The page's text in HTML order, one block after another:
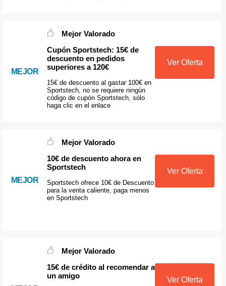
MEJOR
Mejor Valorado
Cupón Sportstech: 15€ de
descuento en pedidos
superiores a 120€
15€ de descuento al gastar 100€ en
Sportstech, no se requiere ningún
código de cupón Sportstech, sólo
haga clic en el enlace
Ver Oferta
MEJOR
Mejor Valorado
10€ de descuento ahora en
Sportstech
Sportstech ofrece 10€ de Descuento
para la venta caliente, paga menos
en Sportstech
Ver Oferta
Mejor Valorado
15€ de crédito al recomendar a
un amigo
Ver Oferta